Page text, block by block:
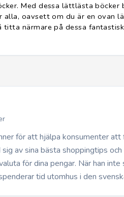
Med dessa lättlästa böcker
oavsett om du är en ovan
titta närmare på dessa
för att hjälpa konsumenter
av sina bästa shoppingtips
för dina pengar. När han inte
tid utomhus i den